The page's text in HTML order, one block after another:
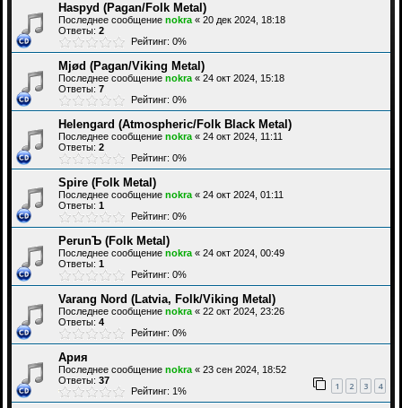
Haspyd (Pagan/Folk Metal)
Последнее сообщение nokra « 20 дек 2024, 18:18
Ответы: 2
Рейтинг: 0%
Mjød (Pagan/Viking Metal)
Последнее сообщение nokra « 24 окт 2024, 15:18
Ответы: 7
Рейтинг: 0%
Helengard (Atmospheric/Folk Black Metal)
Последнее сообщение nokra « 24 окт 2024, 11:11
Ответы: 2
Рейтинг: 0%
Spire (Folk Metal)
Последнее сообщение nokra « 24 окт 2024, 01:11
Ответы: 1
Рейтинг: 0%
PerunЪ (Folk Metal)
Последнее сообщение nokra « 24 окт 2024, 00:49
Ответы: 1
Рейтинг: 0%
Varang Nord (Latvia, Folk/Viking Metal)
Последнее сообщение nokra « 22 окт 2024, 23:26
Ответы: 4
Рейтинг: 0%
Ария
Последнее сообщение nokra « 23 сен 2024, 18:52
Ответы: 37 1 2 3 4
Рейтинг: 1%